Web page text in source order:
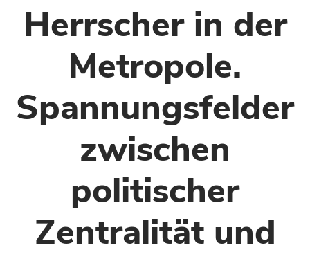
Herrscher in der
Metropole.
Spannungsfelder
zwischen
politischer
Zentralität und